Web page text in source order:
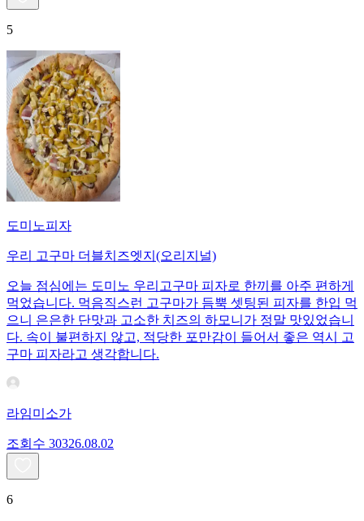
5
도미노피자
우리 고구마 더블치즈엣지(오리지널)
오늘 점심에는 도미노 우리고구마 피자로 한끼를 아주 편하게
먹었습니다. 먹음직스런 고구마가 듬뿍 셋팅된 피자를 한입 먹
으니 은은한 단맛과 고소한 치즈의 하모니가 정말 맛있었습니
다. 속이 불편하지 않고, 적당한 포만감이 들어서 좋은 역시 고
구마 피자라고 생각합니다.
라임미소가
조회수 30326.08.02
6